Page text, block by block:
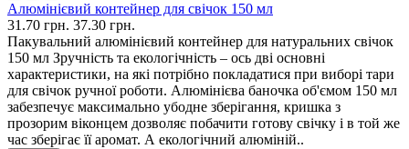
Алюмінієвий контейнер для свічок 150 мл
31.70 грн. 37.30 грн.
Пакувальний алюмінієвий контейнер для натуральних свічок
150 мл Зручність та екологічність – ось дві основні
характеристики, на які потрібно покладатися при виборі тари
для свічок ручної роботи. Алюмінієва баночка об'ємом 150 мл
забезпечує максимально убодне зберігання, кришка з
прозорим віконцем дозволяє побачити готову свічку і в той же
час зберігає її аромат. А екологічний алюміній..